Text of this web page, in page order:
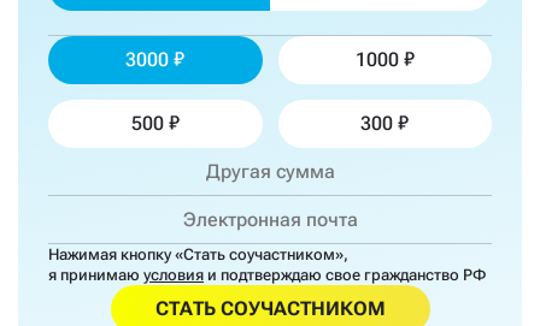
3000 1000
500 300
Нажимая кнопку «Стать соучастником»,
я принимаю условия и подтверждаю свое гражданство РФ
СТАТЬ СОУЧАСТНИКОМ